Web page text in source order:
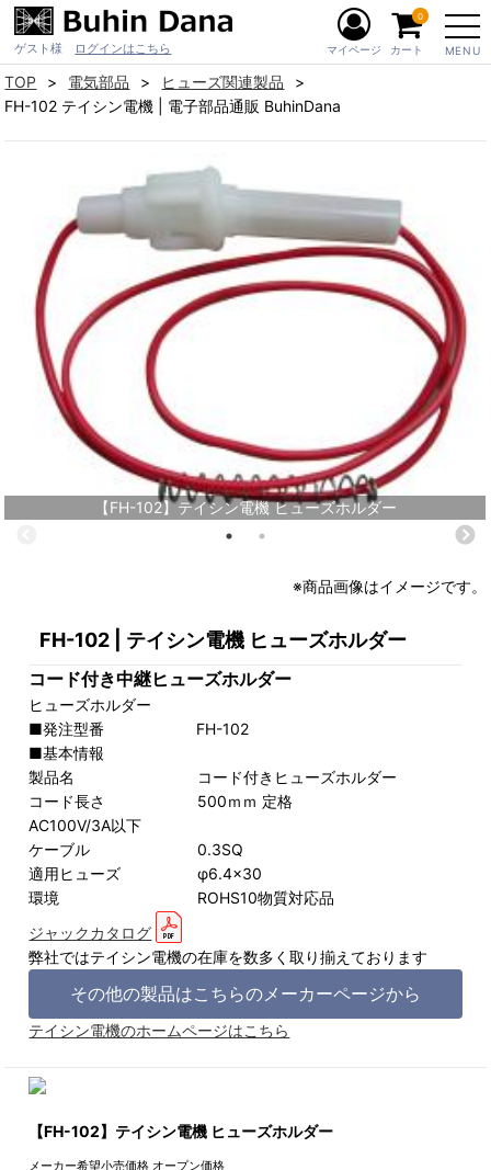
ゲスト様 ログインはこちら MENU
マイページ カート
0
TOP 電気部品
ヒューズ関連製品
FH-102 テイシン電機 | 電子部品通販 BuhinDana
【FH-102】テイシン電機 ヒューズホルダー
※商品画像はイメージです。
FH-102 | テイシン電機 ヒューズホルダー
コード付き中継ヒューズホルダー
ヒューズホルダー
■発注型番 FH-102
■基本情報
製品名 コード付きヒューズホルダー
コード長さ 500ｍｍ 定格
AC100V/3A以下
ケーブル 0.3SQ
適用ヒューズ φ6.4×30
環境 ROHS10物質対応品
ジャックカタログ
弊社ではテイシン電機の在庫を数多く取り揃えております
その他の製品はこちらのメーカーページから
テイシン電機のホームページはこちら
【FH-102】テイシン電機 ヒューズホルダー
メーカー希望小売価格 オープン価格